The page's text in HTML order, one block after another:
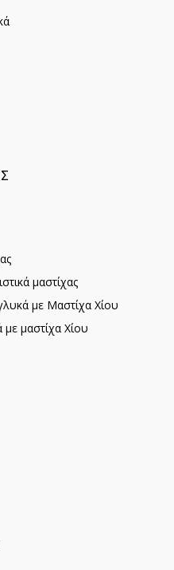
μαστίχας
με Μαστίχα Χίου
μαστίχα Χίου